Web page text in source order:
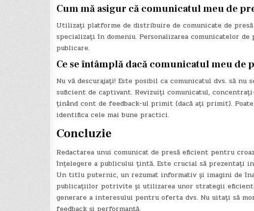
Cum mă asigur că comunicatul meu de
Utilizați platforme de distribuire de comunicate de
specializați în domeniu. Personalizarea comunicatelor
publicare.
Ce se întâmplă dacă comunicatul meu de
Nu vă descurajați! Este posibil ca comunicatul dvs. să
suficient de captivant. Revizuiți comunicatul,
ținând cont de feedback-ul primit (dacă ați primit).
identifica cele mai bune practici.
Concluzie
Redactarea unui comunicat de presă eficient pentru
înțelegere a publicului țintă. Este crucial să prezentați
Un titlu puternic, un rezumat informativ și imagini de
publicațiilor potrivite și utilizarea unor strategii
generare a interesului pentru oferta dvs. Nu uitați să
feedback și performanță.